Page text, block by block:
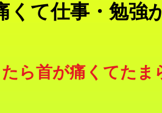
くて仕事・勉強
たら首が痛くてたま